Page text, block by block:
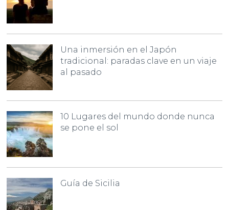
Una inmersión en el Japón
tradicional: paradas clave en un viaje
al pasado
10 Lugares del mundo donde nunca
se pone el sol
Guía de Sicilia